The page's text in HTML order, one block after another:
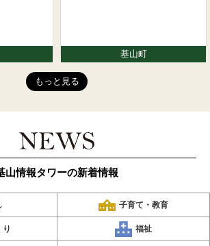
基山町
もっと見る
山情報タワーの新着情報
子育て・教育
り 福祉